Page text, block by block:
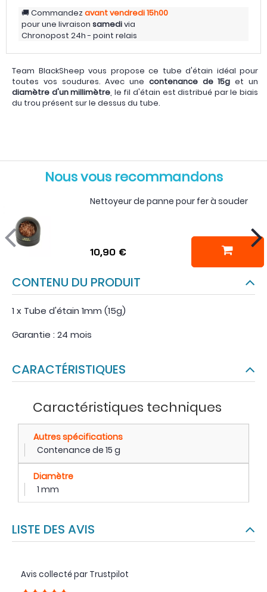
Commandezavant vendredi15h00
pour une livraison samedivia
Chronopost 24h - point relais
Team BlackSheep vous propose ce tube d'étain idéal pour
toutes vos soudures. Avec une contenance de 15g et un
diamètre d'un millimètre, le fil d'étain est distribué par le biais
du trou présent sur le dessus du tube.
Nous vous recommandons
Nettoyeur de panne pour fer à souder
10,90 €
CONTENU DU PRODUIT
1 x Tube d'étain 1mm (15g)
Garantie : 24 mois
CARACTÉRISTIQUES
Caractéristiques techniques
Autres spécifications
Contenance de 15 g
Diamètre
1 mm
LISTE DES AVIS
Avis collecté par Trustpilot